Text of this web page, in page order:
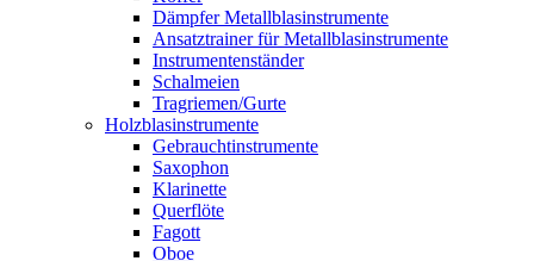
Dämpfer Metallblasinstrumente
Ansatztrainer für Metallblasinstrumente
Instrumentenständer
Schalmeien
Tragriemen/Gurte
Holzblasinstrumente
Gebrauchtinstrumente
Saxophon
Klarinette
Querflöte
Fagott
Oboe